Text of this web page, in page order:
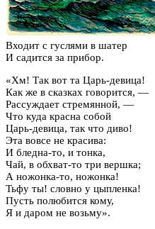
Входит с гуслями в шатер
И садится за прибор.
«Хм! Так вот та Царь-девица!
Как же в сказках говорится, —
Рассуждает стремянной, —
Что куда красна собой
Царь-девица, так что диво!
Эта вовсе не красива:
И бледна-то, и тонка,
Чай, в обхват-то три вершка;
А ножонка-то, ножонка!
Тьфу ты! словно у цыпленка!
Пусть полюбится кому,
Я и даром не возьму».